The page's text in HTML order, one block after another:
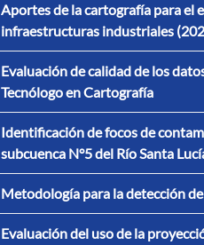
Aportes de la cartografía para el
infraestructuras industriales
Evaluación de calidad de los
Tecnólogo en Cartografía
Identificación de focos de
subcuenca N°5 del Río Santa
Metodología para la detección
Evaluación del uso de la